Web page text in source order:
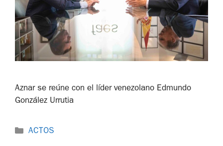
Aznar se reúne con el líder venezolano Edmundo
González Urrutia
ACTOS